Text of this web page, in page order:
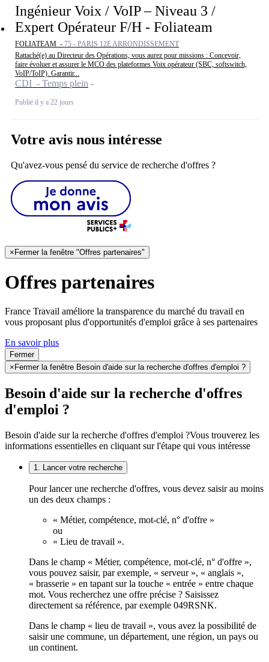
Ingénieur Voix / VoIP – Niveau 3 /
Expert Opérateur F/H - Foliateam
FOLIATEAM - 75 - PARIS 12E ARRONDISSEMENT
Rattaché(e) au Directeur des Opérations, vous aurez pour missions : Concevoir,
faire évoluer et assurer le MCO des plateformes Voix opérateur (SBC, softswitch,
VoIP/ToIP). Garantir...
CDI - Temps plein
Publié il y a 22 jours
Votre avis nous intéresse
Qu'avez-vous pensé du service de recherche d'offres ?
×Fermer la fenêtre "Offres partenaires"
Offres partenaires
France Travail améliore la transparence du marché du travail en
vous proposant plus d'opportunités d'emploi grâce à ses partenaires
En savoir plus
Fermer
× Fermer la fenêtre Besoin d'aide sur la recherche d'offres d'emploi ?
Besoin d'aide sur la recherche d'offres
d'emploi ?
Besoin d'aide sur la recherche d'offres d'emploi ?Vous trouverez les
informations essentielles en cliquant sur l'étape qui vous intéresse
1. Lancer votre recherche
Pour lancer une recherche d'offres, vous devez saisir au moins
un des deux champs :
« Métier, compétence, mot-clé, n° d'offre »
ou
« Lieu de travail ».
Dans le champ « Métier, compétence, mot-clé, n° d'offre »,
vous pouvez saisir, par exemple, « serveur », « anglais »,
« brasserie » en tapant sur la touche « entrée » entre chaque
mot. Vous recherchez une offre précise ? Saisissez
directement sa référence, par exemple 049RSNK.
Dans le champ « lieu de travail », vous avez la possibilité de
saisir une commune, un département, une région, un pays ou
un continent.